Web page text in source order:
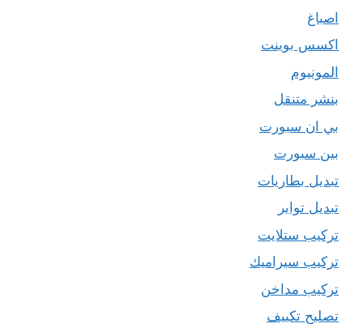
اصباغ
اكسس بوينت
المونيوم
بنشر متنقل
بي ان سبورت
بين سبورت
تبديل بطاريات
تبديل تواير
تركيب ستلايت
تركيب سيراميك
تركيب مداخن
تصليح تكييف